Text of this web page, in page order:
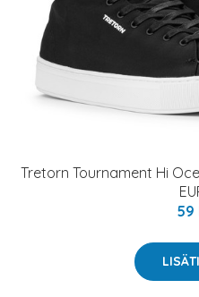
Tretorn Tournament Hi
59